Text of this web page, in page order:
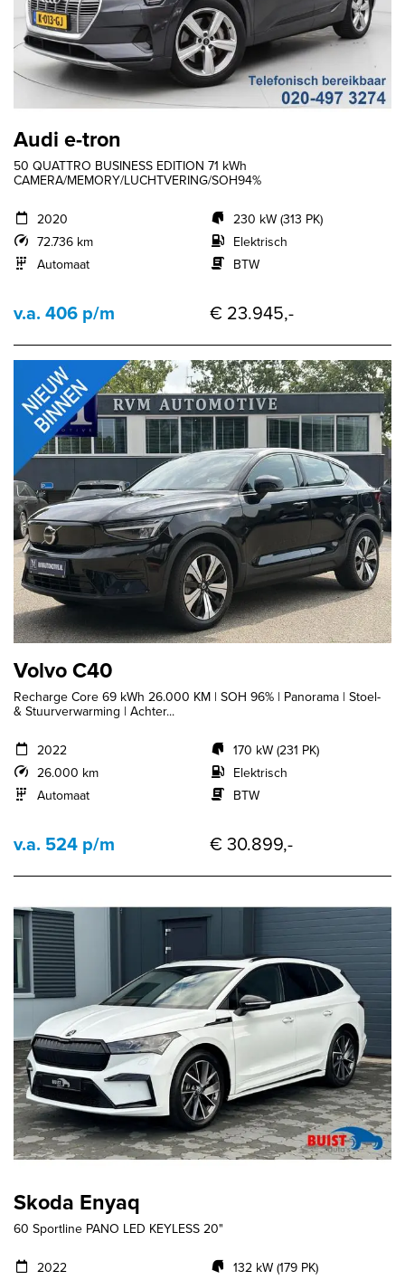
Audi e-tron
50 QUATTRO BUSINESS EDITION 71 kWh
CAMERA/MEMORY/LUCHTVERING/SOH94%
2020
72.736 km
Automaat
230 kW (313 PK)
Elektrisch
BTW
v.a. 406 p/m € 23.945,-
Volvo C40
Recharge Core 69 kWh 26.000 KM | SOH 96% | Panorama | Stoel-
& Stuurverwarming | Achter...
2022
26.000 km
Automaat
170 kW (231 PK)
Elektrisch
BTW
v.a. 524 p/m € 30.899,-
Skoda Enyaq
60 Sportline PANO LED KEYLESS 20"
2022
132 kW (179 PK)